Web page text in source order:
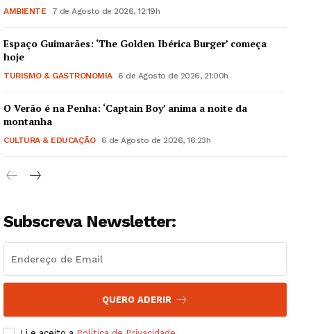
Guimarães, agora!
Institucional
Artigos
Edição Digital
Grande Entrevista
AMBIENTE 7 de Agosto de 2026, 12:19h
Espaço Guimarães: ‘The Golden Ibérica Burger’ começa
hoje
TURISMO & GASTRONOMIA 6 de Agosto de 2026, 21:00h
O Verão é na Penha: ‘Captain Boy’ anima a noite da
montanha
CULTURA & EDUCAÇÃO 6 de Agosto de 2026, 16:23h
Subscreva Newsletter:
QUERO ADERIR